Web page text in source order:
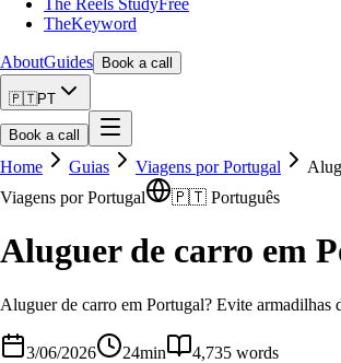
The Reels StudyFree
TheKeyword
AboutGuides Book a call
🇵🇹PT
Book a call
Home Guias Viagens por Portugal
Viagens por Portugal
🇵🇹 Português
Aluguer de carro em
Aluguer de carro em Portugal? Evite armadilhas
3/06/2026 24min 4,735 words